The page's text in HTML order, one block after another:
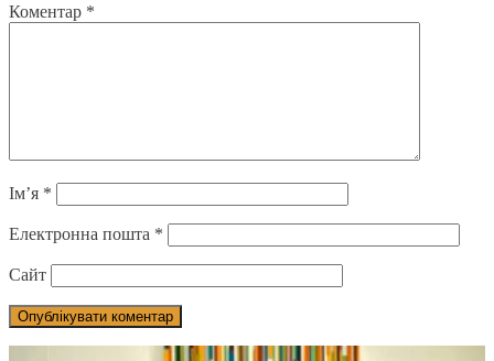
Коментар *
Ім’я *
Електронна пошта *
Сайт